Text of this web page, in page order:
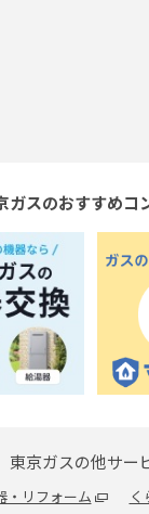
ガスのおすすめコ
東京ガスの他サー
・リフォーム く